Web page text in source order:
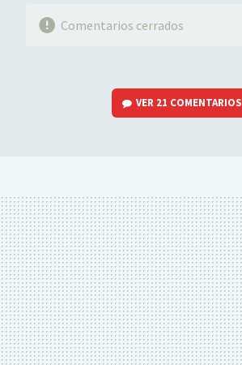
Comentarios cerrados
VER 21 COMENTARIOS